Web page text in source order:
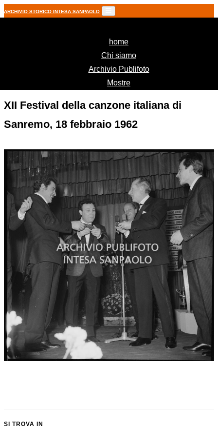
ARCHIVIO STORICO INTESA SANPAOLO
home(current)
Chi siamo
Archivio Publifoto
Mostre
XII Festival della canzone italiana di
Sanremo, 18 febbraio 1962
SI TROVA IN